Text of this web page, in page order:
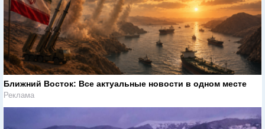
Ближний Восток: Все актуальные новости в одном месте
Реклама